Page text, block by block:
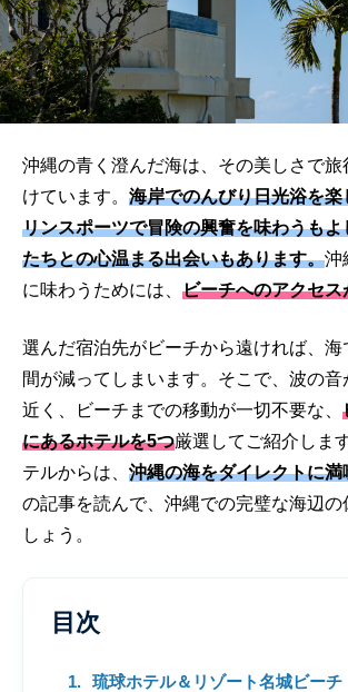
沖縄の青く澄んだ海は、その美しさで
けています。 海岸でのんびり日光浴を
リンスポーツで冒険の興奮を味わうも
たちとの心温まる出会いもあります。沖
に味わうためには、 ビーチへのアクセス
選んだ宿泊先がビーチから遠ければ、
間が減ってしまいます。そこで、波の
近く、ビーチまでの移動が一切不要な、
にあるホテルを5つ厳選してご紹介しま
テルからは、 沖縄の海をダイレクトに満
の記事を読んで、沖縄での完璧な海辺の
しょう。
目次
琉球ホテル＆リゾート名城ビーチ